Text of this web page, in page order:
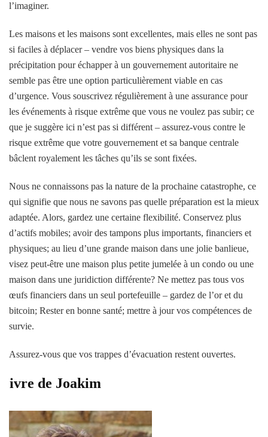
l’imaginer.
Les maisons et les maisons sont excellentes, mais elles ne sont pas
si faciles à déplacer – vendre vos biens physiques dans la
précipitation pour échapper à un gouvernement autoritaire ne
semble pas être une option particulièrement viable en cas
d’urgence. Vous souscrivez régulièrement à une assurance pour
les événements à risque extrême que vous ne voulez pas subir; ce
que je suggère ici n’est pas si différent – assurez-vous contre le
risque extrême que votre gouvernement et sa banque centrale
bâclent royalement les tâches qu’ils se sont fixées.
Nous ne connaissons pas la nature de la prochaine catastrophe, ce
qui signifie que nous ne savons pas quelle préparation est la mieux
adaptée. Alors, gardez une certaine flexibilité. Conservez plus
d’actifs mobiles; avoir des tampons plus importants, financiers et
physiques; au lieu d’une grande maison dans une jolie banlieue,
visez peut-être une maison plus petite jumelée à un condo ou une
maison dans une juridiction différente? Ne mettez pas tous vos
œufs financiers dans un seul portefeuille – gardez de l’or et du
bitcoin; Rester en bonne santé; mettre à jour vos compétences de
survie.
Assurez-vous que vos trappes d’évacuation restent ouvertes.
Livre de Joakim